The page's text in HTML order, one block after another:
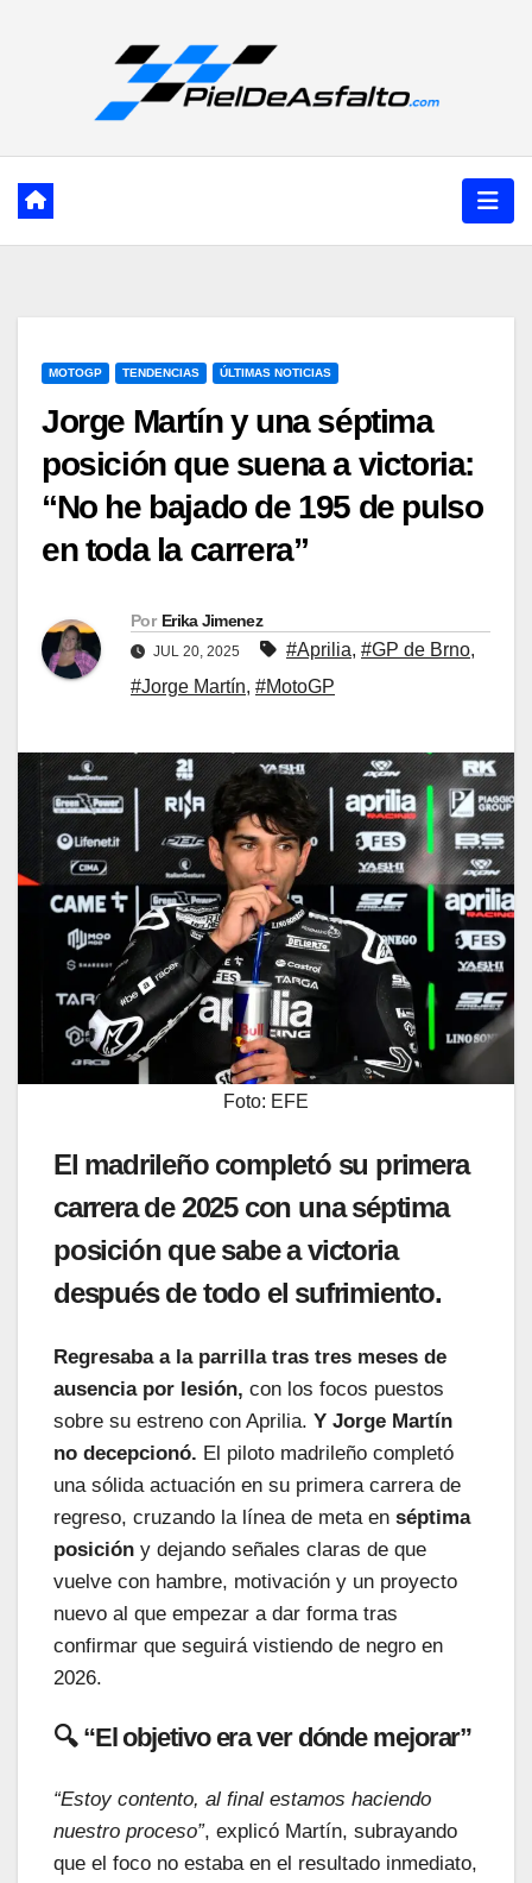
MOTOGP TENDENCIAS ÚLTIMAS NOTICIAS
Jorge Martín y una séptima
posición que suena a victoria:
“No he bajado de 195 de pulso
en toda la carrera”
Por Erika Jimenez
JUL 20, 2025 #Aprilia, #GP de Brno,
#Jorge Martín, #MotoGP
Foto: EFE
El madrileño completó su primera
carrera de 2025 con una séptima
posición que sabe a victoria
después de todo el sufrimiento.
Regresaba a la parrilla tras tres meses de
ausencia por lesión, con los focos puestos
sobre su estreno con Aprilia. Y Jorge Martín
no decepcionó. El piloto madrileño completó
una sólida actuación en su primera carrera de
regreso, cruzando la línea de meta en séptima
posición y dejando señales claras de que
vuelve con hambre, motivación y un proyecto
nuevo al que empezar a dar forma tras
confirmar que seguirá vistiendo de negro en
2026.
🔍 “El objetivo era ver dónde mejorar”
“Estoy contento, al final estamos haciendo
nuestro proceso”, explicó Martín, subrayando
que el foco no estaba en el resultado inmediato,